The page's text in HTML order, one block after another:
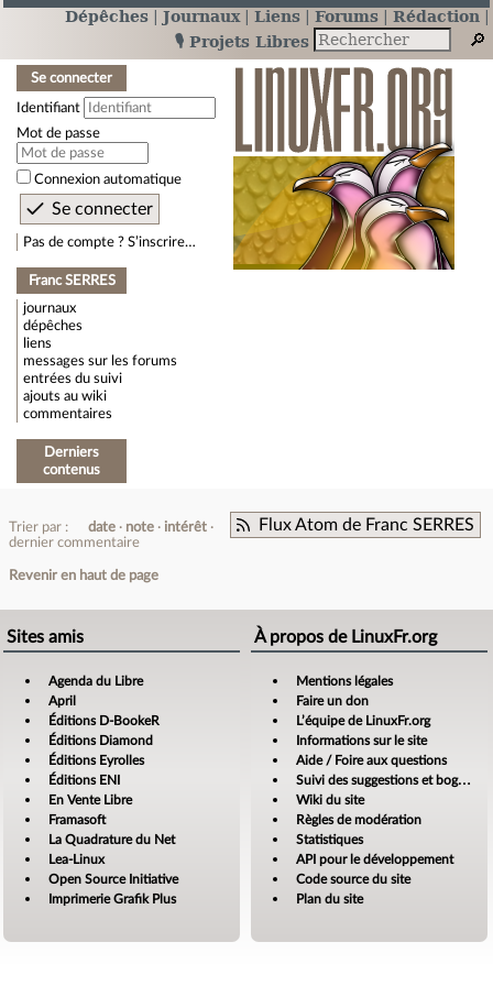
Dépêches Journaux Liens Forums
Rédaction
🎙️ Projets Libres
Se connecter
Identifiant
Mot de passe
Connexion automatique
Pas de compte ? S’inscrire…
Franc SERRES
journaux
dépêches
liens
messages sur les forums
entrées du suivi
ajouts au wiki
commentaires
Derniers
contenus
Flux Atom de Franc SERRES
Trier par : date note
intérêt
dernier commentaire
Revenir en haut de page
Sites amis
Agenda du Libre
April
Éditions D-BookeR
Éditions Diamond
Éditions Eyrolles
Éditions ENI
En Vente Libre
Framasoft
La Quadrature du Net
Lea-Linux
Open Source Initiative
Imprimerie Grafik Plus
À propos de LinuxFr.org
Mentions légales
Faire un don
L’équipe de LinuxFr.org
Informations sur le site
Aide / Foire aux questions
Suivi des suggestions et bogues
Wiki du site
Règles de modération
Statistiques
API pour le développement
Code source du site
Plan du site